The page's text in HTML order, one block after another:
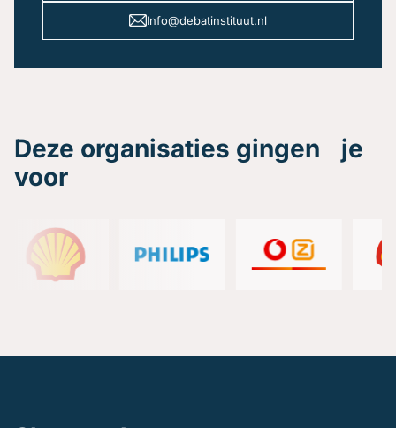
Info@debatinstituut.nl
Deze organisaties gingen je
voor